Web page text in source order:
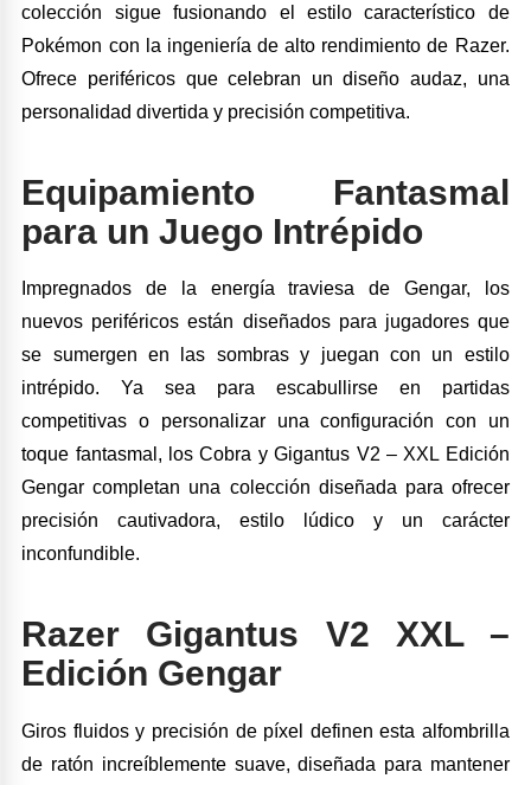
colección sigue fusionando el estilo característico de
Pokémon con la ingeniería de alto rendimiento de Razer.
Ofrece periféricos que celebran un diseño audaz, una
personalidad divertida y precisión competitiva.
Equipamiento Fantasmal
para un Juego Intrépido
Impregnados de la energía traviesa de Gengar, los
nuevos periféricos están diseñados para jugadores que
se sumergen en las sombras y juegan con un estilo
intrépido. Ya sea para escabullirse en partidas
competitivas o personalizar una configuración con un
toque fantasmal, los Cobra y Gigantus V2 – XXL Edición
Gengar completan una colección diseñada para ofrecer
precisión cautivadora, estilo lúdico y un carácter
inconfundible.
Razer Gigantus V2 XXL –
Edición Gengar
Giros fluidos y precisión de píxel definen esta alfombrilla
de ratón increíblemente suave, diseñada para mantener